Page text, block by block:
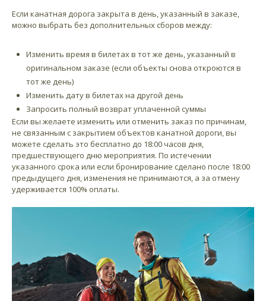
Если канатная дорога закрыта в день, указанный в заказе,
можно выбрать без дополнительных сборов между:
Изменить время в билетах в тот же день, указанный в
оригинальном заказе (если объекты снова откроются в
тот же день)
Изменить дату в билетах на другой день
Запросить полный возврат уплаченной суммы
Если вы желаете изменить или отменить заказ по причинам,
не связанным с закрытием объектов канатной дороги, вы
можете сделать это бесплатно до 18:00 часов дня,
предшествующего дню мероприятия. По истечении
указанного срока или если бронирование сделано после 18:00
предыдущего дня, изменения не принимаются, а за отмену
удерживается 100% оплаты.